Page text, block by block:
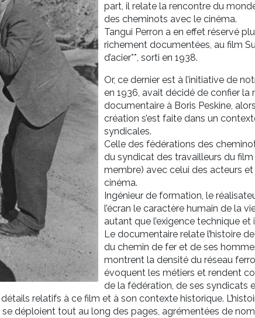
part, il relate la rencontre du
des cheminots avec le cinéma.
Tangui Perron a en effet réservé
richement documentées, au film
d’acier**, sorti en 1938.
Or, ce dernier est à l’initiative de
en 1936, avait décidé de confier la
documentaire à Boris Peskine,
création s’est faite dans un
syndicales.
Celle des fédérations des
du syndicat des travailleurs du
membre) avec celui des acteurs
cinéma.
Ingénieur de formation, le
l’écran le caractère humain de la
autant que l’exigence technique et
Le documentaire relate l’histoire
du chemin de fer et de ses
montrent la densité du réseau
évoquent les métiers et rendent
de la fédération, de ses syndicats
détails relatifs à ce film et à son contexte historique.
déploient tout au long des pages, agrémentées de